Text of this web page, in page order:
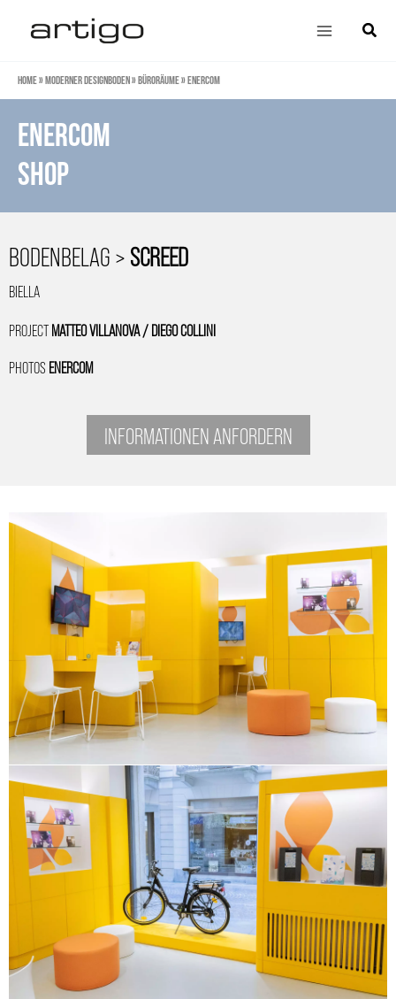
springen
Main
Suche
Home»Moderner Designboden»Büroräume»Enercom
ENERCOM
SHOP
BODENBELAG >SCREED
BIELLA
PROJECTMATTEO VILLANOVA / DIEGO COLLINI
PHOTOS ENERCOM
INFORMATIONEN ANFORDERN